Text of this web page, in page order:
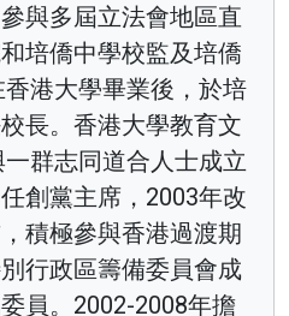
與多屆立法會地區直
培僑中學校監及培僑
港大學畢業後，於培
長。香港大學教育文
群志同道合人士成立
創黨主席，2003年改
積極參與香港過渡期
行政區籌備委員會成
員。2002-2008年擔